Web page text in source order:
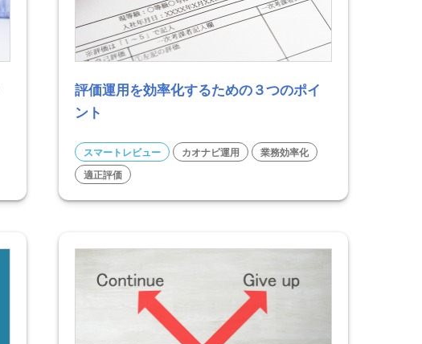
評価運用を効率化するための３つのポイ
ント
スマートレビュー カオナビ運用
業務効率化
適正評価